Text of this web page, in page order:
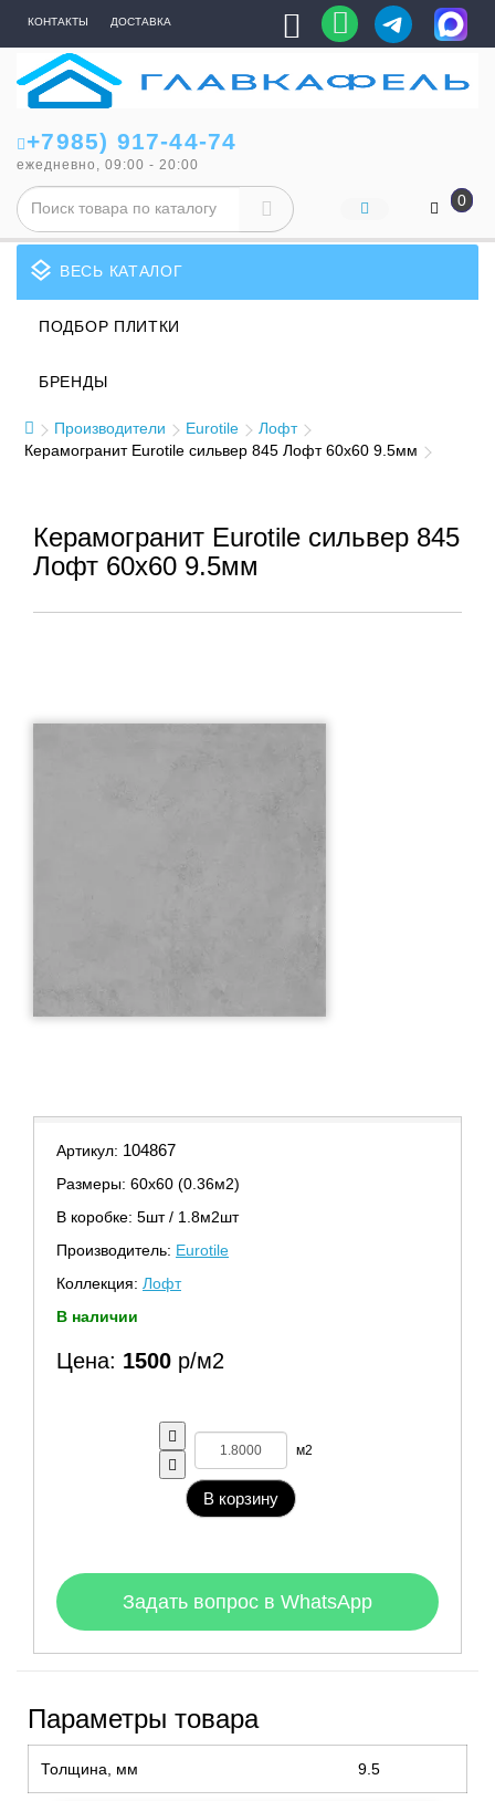
КОНТАКТЫ ДОСТАВКА
+7985) 917-44-74
ежедневно, 09:00 - 20:00
0
layers ВЕСЬ КАТАЛОГ
ПОДБОР ПЛИТКИ
БРЕНДЫ
Производители Eurotile
Лофт
Керамогранит Eurotile сильвер 845 Лофт 60x60 9.5мм
Керамогранит Eurotile сильвер 845
Лофт 60x60 9.5мм
Артикул: 104867
Размеры: 60х60 (0.36м2)
В коробке: 5шт / 1.8м2шт
Производитель: Eurotile
Коллекция: Лофт
В наличии
Цена: 1500 р/м2
м2
В корзину
Задать вопрос в WhatsApp
Параметры товара
Толщина, мм 9.5